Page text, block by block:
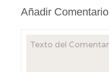
Añadir Comentario